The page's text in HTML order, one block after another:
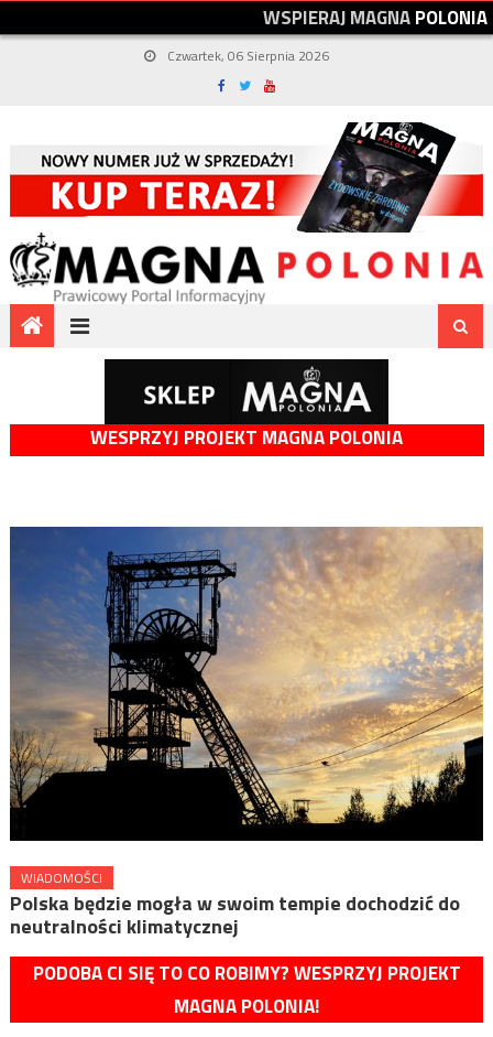
WSPIERAJMAGNAPOLONIA
Czwartek, 06 Sierpnia 2026
WESPRZYJ PROJEKT MAGNA POLONIA
WIADOMOŚCI
Polska będzie mogła w swoim tempie dochodzić do
neutralności klimatycznej
PODOBA CI SIĘ TO CO ROBIMY? WESPRZYJ PROJEKT
MAGNA POLONIA!